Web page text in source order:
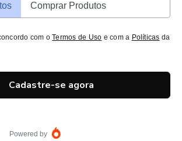
Comprar Produtos
com oTermos de Uso e com a Políticas da
Cadastre-se agora
Powered by